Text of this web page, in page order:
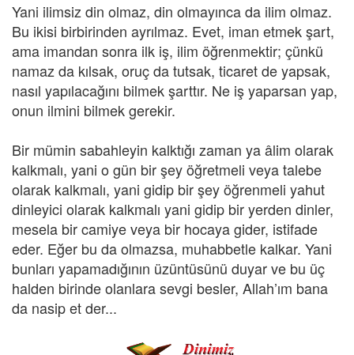
Yani ilimsiz din olmaz, din olmayınca da ilim olmaz.
Bu ikisi birbirinden ayrılmaz. Evet, iman etmek şart,
ama imandan sonra ilk iş, ilim öğrenmektir; çünkü
namaz da kılsak, oruç da tutsak, ticaret de yapsak,
nasıl yapılacağını bilmek şarttır. Ne iş yaparsan yap,
onun ilmini bilmek gerekir.
Bir mümin sabahleyin kalktığı zaman ya âlim olarak
kalkmalı, yani o gün bir şey öğretmeli veya talebe
olarak kalkmalı, yani gidip bir şey öğrenmeli yahut
dinleyici olarak kalkmalı yani gidip bir yerden dinler,
mesela bir camiye veya bir hocaya gider, istifade
eder. Eğer bu da olmazsa, muhabbetle kalkar. Yani
bunları yapamadığının üzüntüsünü duyar ve bu üç
halden birinde olanlara sevgi besler, Allah’ım bana
da nasip et der...